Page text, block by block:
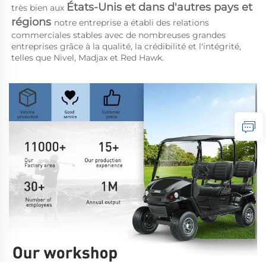
très bien aux États-Unis et dans d'autres pays et
régions notre entreprise a établi des relations
commerciales stables avec de nombreuses grandes
entreprises grâce à la qualité, la crédibilité et l'intégrité,
telles que Nivel, Madjax et Red Hawk.